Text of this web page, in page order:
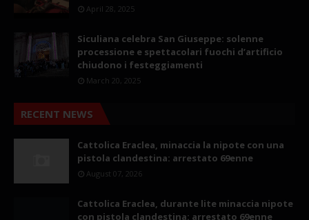
April 28, 2025
Siculiana celebra San Giuseppe: solenne
processione e spettacolari fuochi d’artificio
chiudono i festeggiamenti
March 20, 2025
RECENT NEWS
Cattolica Eraclea, minaccia la nipote con una
pistola clandestina: arrestato 69enne
August 07, 2026
Cattolica Eraclea, durante lite minaccia nipote
con pistola clandestina: arrestato 69enne